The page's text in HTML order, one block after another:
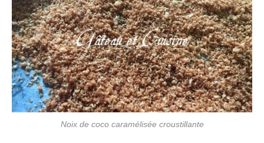
Noix de coco caramélisée croustillante